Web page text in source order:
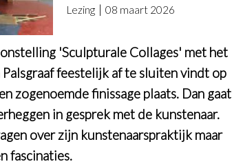
Lezing 08 maart 2026
'Sculpturale Collages' met het
feestelijk af te sluiten vindt op
zogenoemde finissage plaats. Dan gaat
in gesprek met de kunstenaar.
over zijn kunstenaarspraktijk maar
fascinaties.